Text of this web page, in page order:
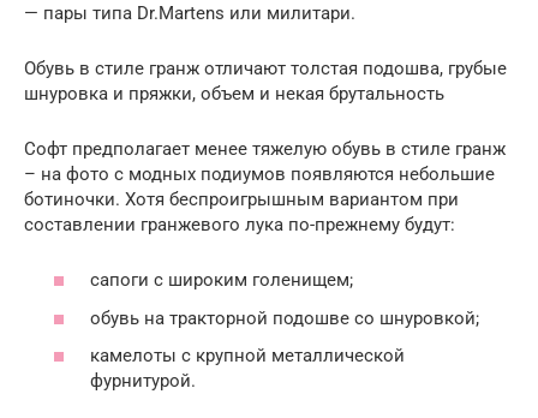
— пары типа Dr.Martens или милитари.
Обувь в стиле гранж отличают толстая подошва, грубые
шнуровка и пряжки, объем и некая брутальность
Софт предполагает менее тяжелую обувь в стиле гранж
– на фото с модных подиумов появляются небольшие
ботиночки. Хотя беспроигрышным вариантом при
составлении гранжевого лука по-прежнему будут:
сапоги с широким голенищем;
обувь на тракторной подошве со шнуровкой;
камелоты с крупной металлической
фурнитурой.